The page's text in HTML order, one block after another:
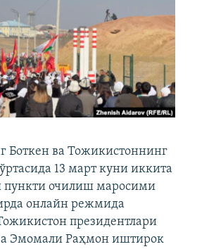
Боткен ва Тожикистоннинг
13 март куни иккита
пункти очилиш маросими
онлайн режмида
президентлари
Эмомали Раҳмон иштирок